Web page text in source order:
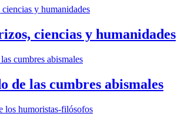
ciencias y humanidades
de las cumbres abismales